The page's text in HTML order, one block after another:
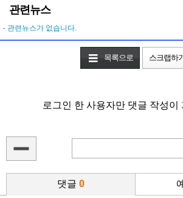
관련뉴스
- 관련뉴스가 없습니다.
목록으로 스크랩하
로그인 한 사용자만 댓글 작성이
댓글 0